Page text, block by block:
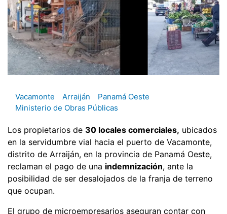
Vacamonte Arraiján
Panamá Oeste
Ministerio de Obras Públicas
Los propietarios de 30 locales comerciales, ubicados
en la servidumbre vial hacia el puerto de Vacamonte,
distrito de Arraiján, en la provincia de Panamá Oeste,
reclaman el pago de una indemnización, ante la
posibilidad de ser desalojados de la franja de terreno
que ocupan.
El grupo de microempresarios aseguran contar con